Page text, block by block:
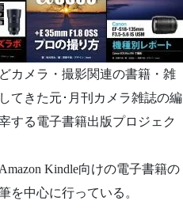
カメラ・撮影関連の書籍・雑
てきた元･月刊カメラ雑誌の編
する電子書籍出版プロジェク
Kindle向けの電子書籍の
を中心に行っている。